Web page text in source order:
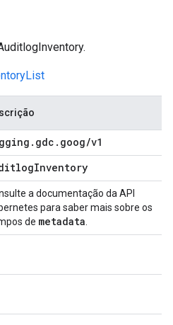
. gdc . goog/v1
Inventory
a documentação da API
para saber mais sobre os
de metadata